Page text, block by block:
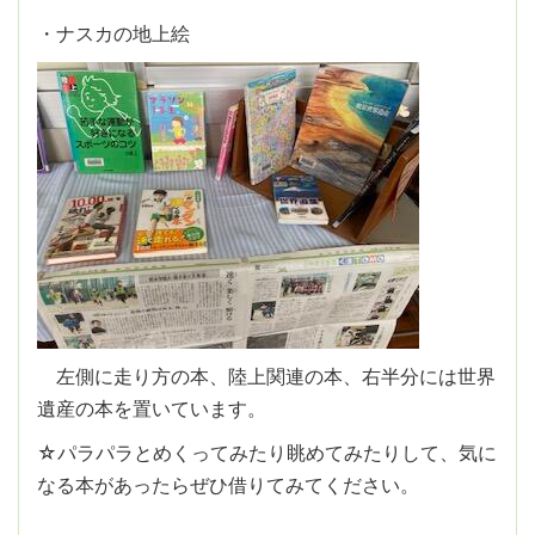
・ナスカの地上絵
左側に走り方の本、陸上関連の本、右半分には世界
遺産の本を置いています。
☆パラパラとめくってみたり眺めてみたりして、気に
なる本があったらぜひ借りてみてください。